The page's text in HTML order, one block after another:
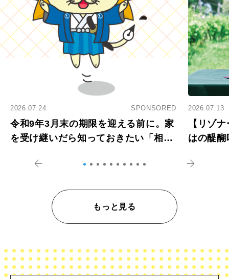
2026.07.24 SPONSORED
令和9年3月末の期限を迎える前に。家
を受け継いだら知っておきたい「相続
2026.07.13
【リゾ
はの醍
もっと見る